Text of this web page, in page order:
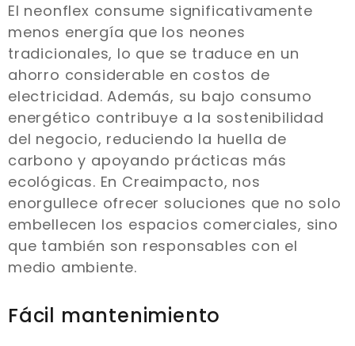
El neonflex consume significativamente
menos energía que los neones
tradicionales, lo que se traduce en un
ahorro considerable en costos de
electricidad. Además, su bajo consumo
energético contribuye a la sostenibilidad
del negocio, reduciendo la huella de
carbono y apoyando prácticas más
ecológicas. En Creaimpacto, nos
enorgullece ofrecer soluciones que no solo
embellecen los espacios comerciales, sino
que también son responsables con el
medio ambiente.
Fácil mantenimiento